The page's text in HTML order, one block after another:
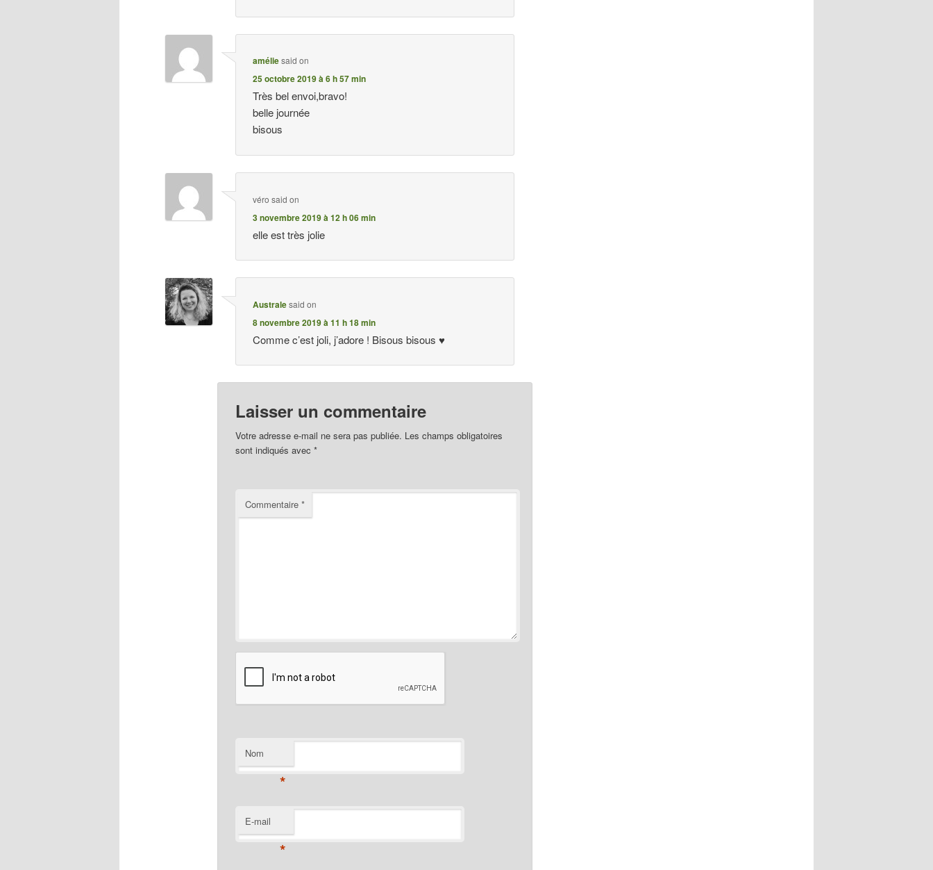
améliesaid on
25 octobre 2019 à 6 h 57 min
Très bel envoi,bravo!
belle journée
bisous
véro said on
3 novembre 2019 à 12 h 06 min
elle est très jolie
Australesaid on
8 novembre 2019 à 11 h 18 min
Comme c’est joli, j’adore ! Bisous bisous ♥
Laisser un commentaire
Votre adresse e-mail ne sera pas publiée. Les champs obligatoires
sont indiqués avec *
Commentaire *
Nom
*
E-mail
*